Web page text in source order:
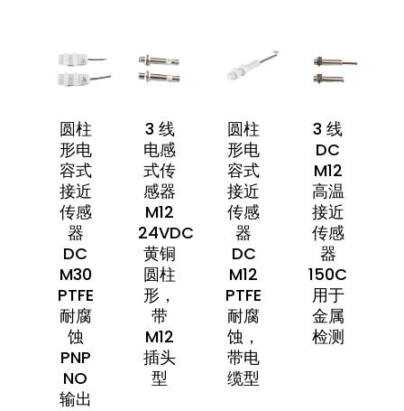
圆柱
形电
容式
接近
传感
器
DC
M30
PTFE
耐腐
蚀
PNP
NO
输出
3 线
电感
式传
感器
M12
24VDC
黄铜
圆柱
形，
带
M12
插头
型
圆柱
形电
容式
接近
传感
器
DC
M12
PTFE
耐腐
蚀，
带电
缆型
3 线
DC
M12
高温
接近
传感
器
150C
用于
金属
检测